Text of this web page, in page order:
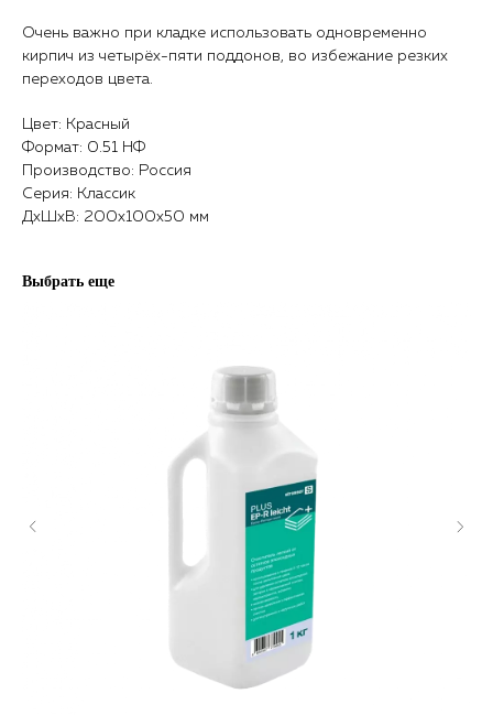
Очень важно при кладке использовать одновременно
кирпич из четырёх-пяти поддонов, во избежание резких
переходов цвета.
Цвет: Красный
Формат: 0.51 НФ
Производство: Россия
Серия: Классик
ДxШxВ: 200x100x50 мм
Выбрать еще